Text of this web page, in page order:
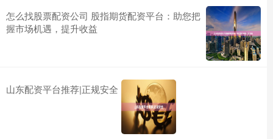
怎么找股票配资公司 股指期货配资平台：助您把
握市场机遇，提升收益
山东配资平台推荐|正规安全